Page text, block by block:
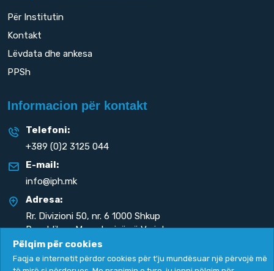
Për Institutin
Kontakt
Lëvdata dhe ankesa
PPSh
Informacion për kontakt
Telefoni:
+389 (0)2 3125 044
E-mail:
info@iph.mk
Adresa:
Rr. Divizioni 50, nr. 6 1000 Shkup
Republika e Maqedonisë së Veriut
Pëlqim për cookies
Faqja e internetit përdor cookies për t'ju mundësuar një përvojë më